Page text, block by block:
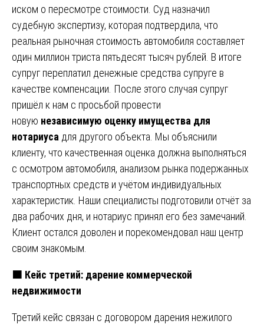
иском о пересмотре стоимости. Суд назначил
судебную экспертизу, которая подтвердила, что
реальная рыночная стоимость автомобиля составляет
один миллион триста пятьдесят тысяч рублей. В итоге
супруг переплатил денежные средства супруге в
качестве компенсации. После этого случая супруг
пришёл к нам с просьбой провести
новую независимую оценку имущества для
нотариуса для другого объекта. Мы объяснили
клиенту, что качественная оценка должна выполняться
с осмотром автомобиля, анализом рынка подержанных
транспортных средств и учётом индивидуальных
характеристик. Наши специалисты подготовили отчёт за
два рабочих дня, и нотариус принял его без замечаний.
Клиент остался доволен и порекомендовал наш центр
своим знакомым.
🟧 Кейс третий: дарение коммерческой
недвижимости
Третий кейс связан с договором дарения нежилого